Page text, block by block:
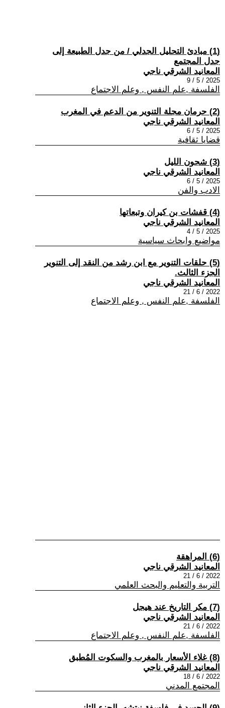
(1) مبادئ التحليل الجدلي / من جدل الطبيعة إلى
جدل المجتمع
المعانيد الشرقي ناجي
2025 / 5 / 9
الفلسفة ,علم النفس , وعلم الاجتماع
(2) حرمان مجلة التنوير من الدعم في المغرب
المعانيد الشرقي ناجي
2025 / 5 / 6
قضايا ثقافية
(3) شجون الليل
المعانيد الشرقي ناجي
2025 / 5 / 6
الادب والفن
(4) قفشات بن كيران وتبعاتها
المعانيد الشرقي ناجي
2025 / 5 / 4
مواضيع وابحاث سياسية
(5) حلقات التنوير مع ابن رشد من النقد إلى التنوير
الجزء الثالث.
المعانيد الشرقي ناجي
2022 / 6 / 21
الفلسفة ,علم النفس , وعلم الاجتماع
(6) المراهقة
المعانيد الشرقي ناجي
2022 / 6 / 21
التربية والتعليم والبحث العلمي
(7) مكر التاريخ عند هيجل
المعانيد الشرقي ناجي
2022 / 6 / 21
الفلسفة ,علم النفس , وعلم الاجتماع
(8) غلاء الأسعار بالمغرب والسكوت المُطبق
المعانيد الشرقي ناجي
2022 / 6 / 18
المجتمع المدني